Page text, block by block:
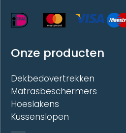
Onze producten
Dekbedovertrekken
Matrasbeschermers
Hoeslakens
Kussenslopen